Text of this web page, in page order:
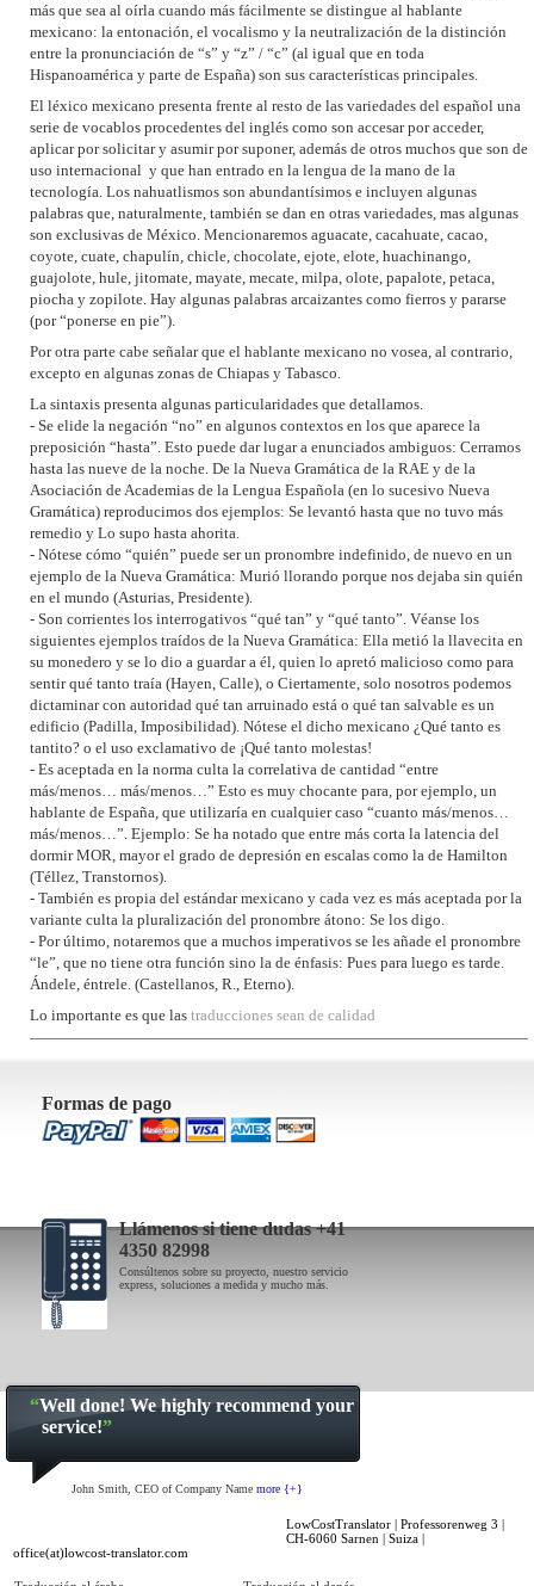
más que sea al oírla cuando más fácilmente se distingue al hablante
mexicano: la entonación, el vocalismo y la neutralización de la distinción
entre la pronunciación de “s” y “z” / “c” (al igual que en toda
Hispanoamérica y parte de España) son sus características principales.
El léxico mexicano presenta frente al resto de las variedades del español una
serie de vocablos procedentes del inglés como son accesar por acceder,
aplicar por solicitar y asumir por suponer, además de otros muchos que son de
uso internacional y que han entrado en la lengua de la mano de la
tecnología. Los nahuatlismos son abundantísimos e incluyen algunas
palabras que, naturalmente, también se dan en otras variedades, mas algunas
son exclusivas de México. Mencionaremos aguacate, cacahuate, cacao,
coyote, cuate, chapulín, chicle, chocolate, ejote, elote, huachinango,
guajolote, hule, jitomate, mayate, mecate, milpa, olote, papalote, petaca,
piocha y zopilote. Hay algunas palabras arcaizantes como fierros y pararse
(por “ponerse en pie”).
Por otra parte cabe señalar que el hablante mexicano no vosea, al contrario,
excepto en algunas zonas de Chiapas y Tabasco.
La sintaxis presenta algunas particularidades que detallamos.
- Se elide la negación “no” en algunos contextos en los que aparece la
preposición “hasta”. Esto puede dar lugar a enunciados ambiguos: Cerramos
hasta las nueve de la noche. De la Nueva Gramática de la RAE y de la
Asociación de Academias de la Lengua Española (en lo sucesivo Nueva
Gramática) reproducimos dos ejemplos: Se levantó hasta que no tuvo más
remedio y Lo supo hasta ahorita.
- Nótese cómo “quién” puede ser un pronombre indefinido, de nuevo en un
ejemplo de la Nueva Gramática: Murió llorando porque nos dejaba sin quién
en el mundo (Asturias, Presidente).
- Son corrientes los interrogativos “qué tan” y “qué tanto”. Véanse los
siguientes ejemplos traídos de la Nueva Gramática: Ella metió la llavecita en
su monedero y se lo dio a guardar a él, quien lo apretó malicioso como para
sentir qué tanto traía (Hayen, Calle), o Ciertamente, solo nosotros podemos
dictaminar con autoridad qué tan arruinado está o qué tan salvable es un
edificio (Padilla, Imposibilidad). Nótese el dicho mexicano ¿Qué tanto es
tantito? o el uso exclamativo de ¡Qué tanto molestas!
- Es aceptada en la norma culta la correlativa de cantidad “entre
más/menos… más/menos…” Esto es muy chocante para, por ejemplo, un
hablante de España, que utilizaría en cualquier caso “cuanto más/menos…
más/menos…”. Ejemplo: Se ha notado que entre más corta la latencia del
dormir MOR, mayor el grado de depresión en escalas como la de Hamilton
(Téllez, Transtornos).
- También es propia del estándar mexicano y cada vez es más aceptada por la
variante culta la pluralización del pronombre átono: Se los digo.
- Por último, notaremos que a muchos imperativos se les añade el pronombre
“le”, que no tiene otra función sino la de énfasis: Pues para luego es tarde.
Ándele, éntrele. (Castellanos, R., Eterno).
Lo importante es que las traducciones sean de calidad
Formas de pago
Llámenos si tiene dudas +41
4350 82998
Consúltenos sobre su proyecto, nuestro servicio
express, soluciones a medida y mucho más.
“Well done! We highly recommend your
service!”
John Smith, CEO of Company Name more {+}
LowCostTranslator | Professorenweg 3 |
CH-6060 Sarnen | Suiza |
office(at)lowcost-translator.com